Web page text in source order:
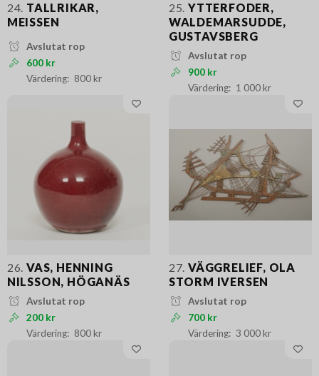
24. TALLRIKAR,
MEISSEN
Avslutat rop
600 kr
800 kr
25. YTTERFODER,
WALDEMARSUDDE,
GUSTAVSBERG
Avslutat rop
900 kr
1 000 kr
26. VAS, HENNING
NILSSON, HÖGANÄS
Avslutat rop
200 kr
800 kr
27. VÄGGRELIEF, OLA
STORM IVERSEN
Avslutat rop
700 kr
3 000 kr